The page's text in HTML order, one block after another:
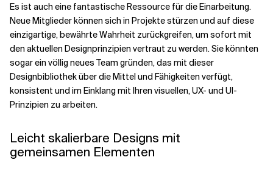
Es ist auch eine fantastische Ressource für die Einarbeitung.
Neue Mitglieder können sich in Projekte stürzen und auf diese
einzigartige, bewährte Wahrheit zurückgreifen, um sofort mit
den aktuellen Designprinzipien vertraut zu werden. Sie könnten
sogar ein völlig neues Team gründen, das mit dieser
Designbibliothek über die Mittel und Fähigkeiten verfügt,
konsistent und im Einklang mit Ihren visuellen, UX- und UI-
Prinzipien zu arbeiten.
Leicht skalierbare Designs mit
gemeinsamen Elementen